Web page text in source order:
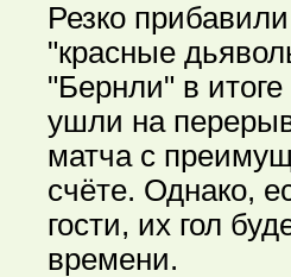
Резко
"красные
"Бернли" в
ушли на
матча с
счёте. Однако,
гости, их гол
времени.